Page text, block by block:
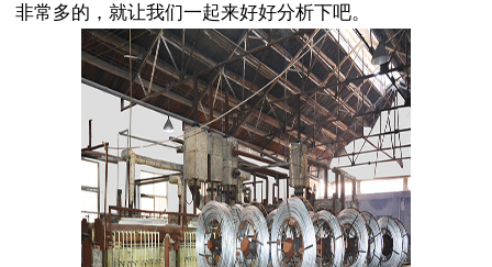
非常多的，就让我们一起来好好分析下吧。